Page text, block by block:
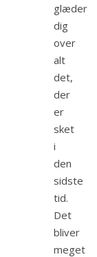
glæder
dig
over
alt
det,
der
er
sket
i
den
sidste
tid.
Det
bliver
meget